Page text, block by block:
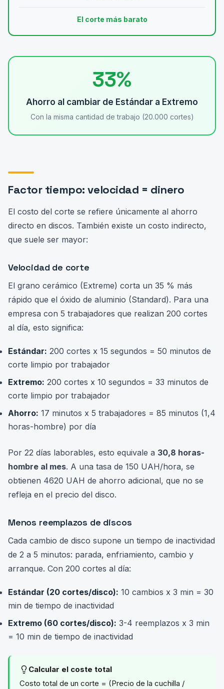
El corte más barato
33%
Ahorro al cambiar de Estándar a Extremo
Con la misma cantidad de trabajo (20.000 cortes)
Factor tiempo: velocidad = dinero
El costo del corte se refiere únicamente al ahorro
directo en discos. También existe un costo indirecto,
que suele ser mayor:
Velocidad de corte
El grano cerámico (Extreme) corta un 35 % más
rápido que el óxido de aluminio (Standard). Para una
empresa con 5 trabajadores que realizan 200 cortes
al día, esto significa:
Estándar: 200 cortes x 15 segundos = 50 minutos de
corte limpio por trabajador
Extremo: 200 cortes x 10 segundos = 33 minutos de
corte limpio por trabajador
Ahorro: 17 minutos x 5 trabajadores = 85 minutos (1,4
horas-hombre) por día
Por 22 días laborables, esto equivale a 30,8 horas-
hombre al mes. A una tasa de 150 UAH/hora, se
obtienen 4620 UAH de ahorro adicional, que no se
refleja en el precio del disco.
Menos reemplazos de discos
Cada cambio de disco supone un tiempo de inactividad
de 2 a 5 minutos: parada, enfriamiento, cambio y
arranque. Con 200 cortes al día:
Estándar (20 cortes/disco): 10 cambios x 3 min = 30
min de tiempo de inactividad
Extremo (60 cortes/disco): 3-4 reemplazos x 3 min
= 10 min de tiempo de inactividad
Calcular el coste total
Costo total de un corte = (Precio de la cuchilla /